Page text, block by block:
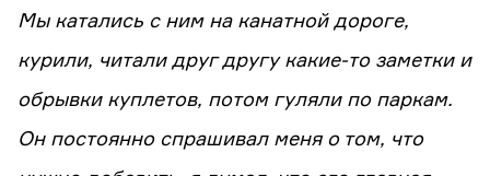
Мы катались с ним на канатной дороге,
курили, читали друг другу какие-то заметки и
обрывки куплетов, потом гуляли по паркам.
Он постоянно спрашивал меня о том, что